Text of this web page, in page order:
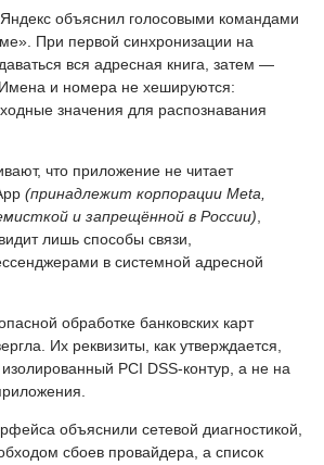
Яндекс объяснил голосовыми командами
При первой синхронизации на
вся адресная книга, затем —
и номера не хешируются:
значения для распознавания
что приложение не читает
(принадлежит корпорации Meta,
и запрещённой в России),
лишь способы связи,
в системной адресной
обработке банковских карт
Их реквизиты, как утверждается,
PCI DSS-контур, а не на
объяснили сетевой диагностикой,
сбоев провайдера, а список